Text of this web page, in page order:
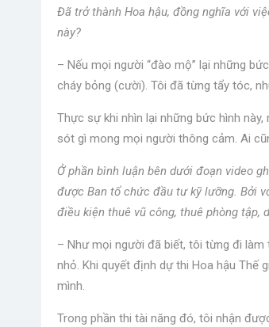
Đã trở thành Hoa hậu, đồng nghĩa với
này?
– Nếu mọi người “đào mộ” lại những
cháy bỏng (cười). Tôi đã từng tẩy tóc,
Thực sự khi nhìn lại những bức hình
sót gì mong mọi người thông cảm. Ai
Ở phần bình luận bên dưới đoạn video
được Ban tổ chức đầu tư kỹ lưỡng. Bởi
điều kiện thuê vũ công, thuê phòng tập,
– Như mọi người đã biết, tôi từng đi
nhỏ. Khi quyết định dự thi Hoa hậu Thế
mình.
Trong phần thi tài năng đó, tôi nhận